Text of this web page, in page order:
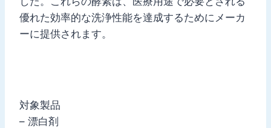
優れた効率的な洗浄性能を達成するためにメーカ
ーに提供されます。
対象製品
– 漂白剤